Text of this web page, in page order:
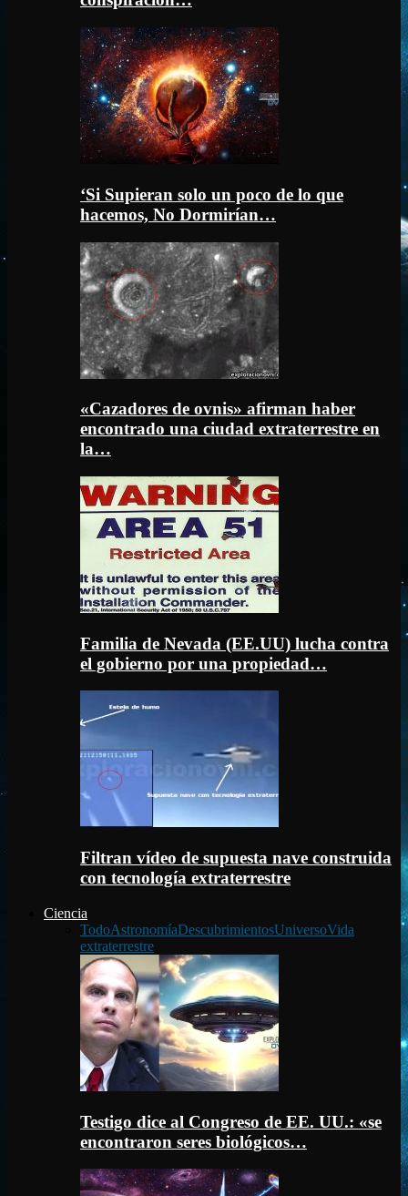
‘Si Supieran solo un poco de lo que
hacemos, No Dormirían…
«Cazadores de ovnis» afirman haber
encontrado una ciudad extraterrestre en
la…
Familia de Nevada (EE.UU) lucha contra
el gobierno por una propiedad…
Filtran vídeo de supuesta nave construida
con tecnología extraterrestre
Ciencia
TodoAstronomíaDescubrimientosUniversoVida
extraterrestre
Testigo dice al Congreso de EE. UU.: «se
encontraron seres biológicos…